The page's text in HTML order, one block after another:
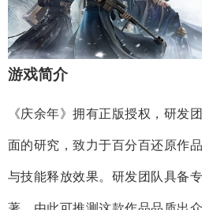
游戏简介
《庆余年》拥有正版授权，研发
面的研究，致力于百分百还原作
与技能释放效果。研发团队具备